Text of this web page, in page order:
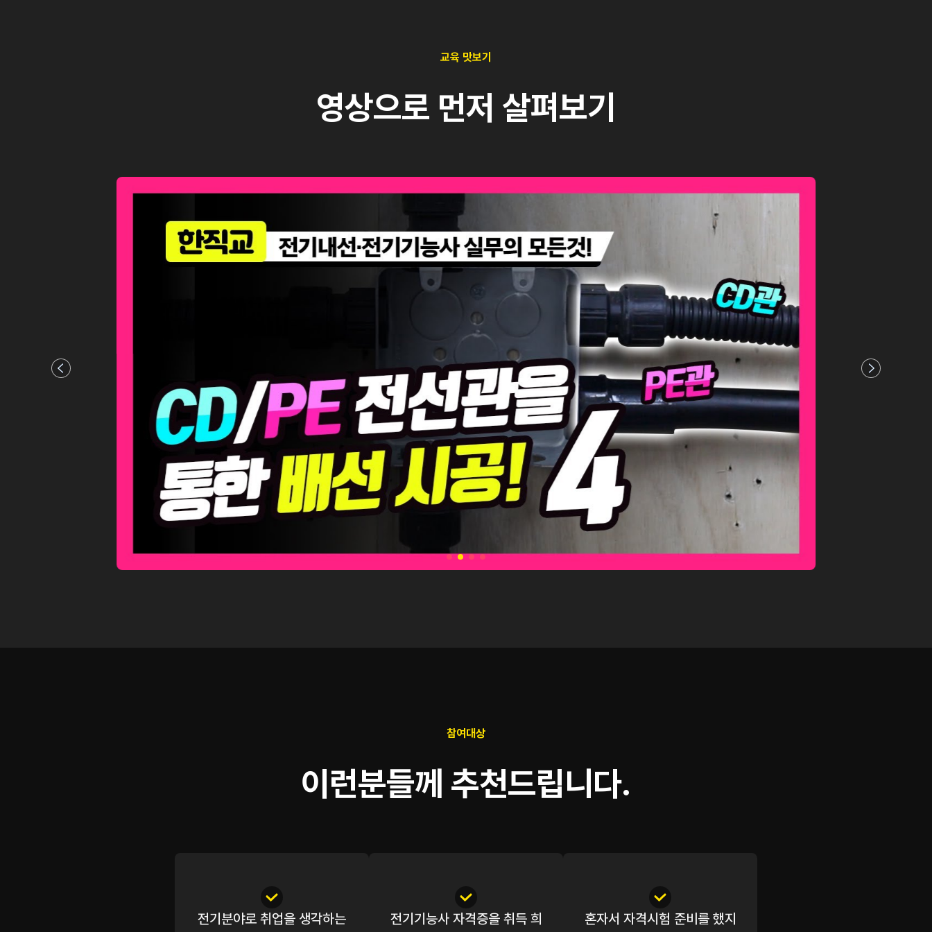
교육 맛보기
영상으로 먼저 살펴보기
참여대상
이런분들께 추천드립니다.
전기분야로 취업을 생각하는
전기기능사 자격증을 취득 희
혼자서 자격시험 준비를 했지